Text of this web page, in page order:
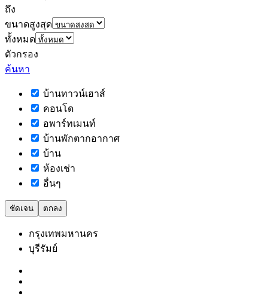
ถึง
ขนาดสูงสุด
ทั้งหมด
ตัวกรอง
ค้นหา
บ้านทาวน์เฮาส์
คอนโด
อพาร์ทเมนท์
บ้านพักตากอากาศ
บ้าน
ห้องเช่า
อื่นๆ
ชัดเจน ตกลง
กรุงเทพมหานคร
บุรีรัมย์